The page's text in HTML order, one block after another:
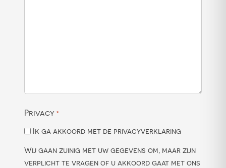
Privacy *
Ik ga akkoord met de privacyverklaring
Wij gaan zuinig met uw gegevens om, maar zijn
verplicht te vragen of u akkoord gaat met ons